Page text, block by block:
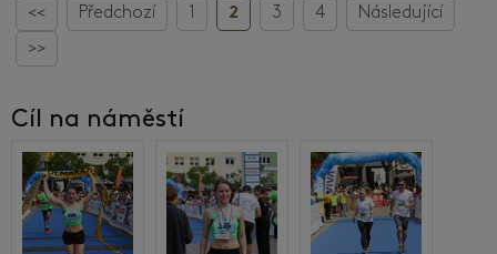
<< Předchozí 1 2 3 4
Následující
>>
Cíl na náměstí